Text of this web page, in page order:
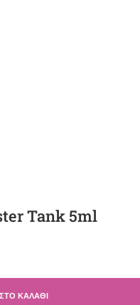
Tank 5ml
ΚΑΛΆΘΙ